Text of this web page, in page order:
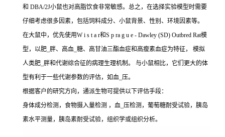
和 DBA/2J小鼠也对高脂饮食非常敏感。总之，在选择实验模型时需要
仔细考虑很多因素，包括饲料成分、小鼠背景、性别、环境因素等。
在大鼠中，优先使用W i s t a r和S p ra g u e - Dawley (SD) Outbred Rat模
型，以肥_胖、高血_糖、高甘油三酯血症和高瘦素血症为特征， 模拟
人类肥_胖和代谢综合征的病理生理机制。 与小鼠相比，它们更大的体
型有利于一些代谢参数的评估，如血_压。
根据客户的研究方向，通派生物可提供以下评估手段：
身体成分检测，食物摄入量检测 ，血_压检测，葡萄糖耐受试验，胰岛
素水平测量，胰岛素耐受试验，组织学或组织分析。